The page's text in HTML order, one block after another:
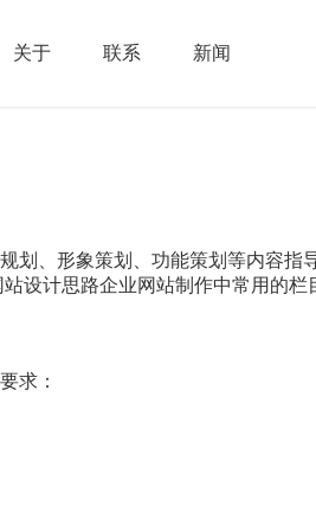
关于 联系 新闻
划、形象策划、功能策划等内容指
设计思路企业网站制作中常用的栏
求：